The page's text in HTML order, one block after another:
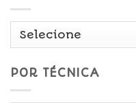
POR TÉCNICA